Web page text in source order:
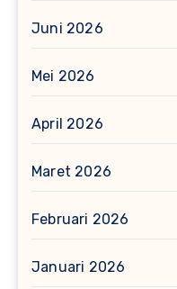
Juni 2026
Mei 2026
April 2026
Maret 2026
Februari 2026
Januari 2026